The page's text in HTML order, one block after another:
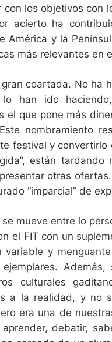
los objetivos con
acierto ha
América y la
más relevantes en
coartada. No ha
han ido
el que pone más
nombramiento
festival y
están
otras
“imparcial” de
mueve entre lo
el FIT con un
variable y
culturales
a la realidad, y no
era una de
debatir,